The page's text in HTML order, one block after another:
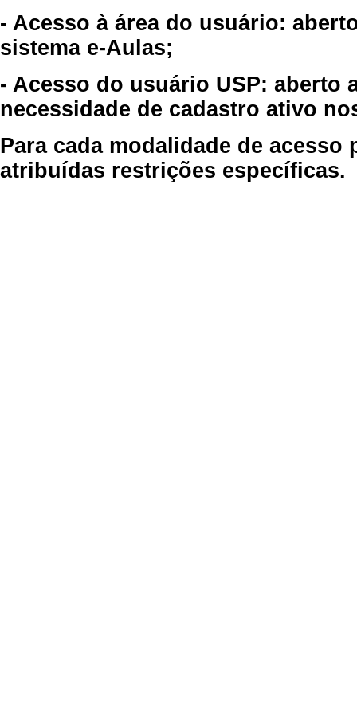
- Acesso à área do usuário:
sistema e-Aulas;
- Acesso do usuário USP: aberto
necessidade de cadastro ativo
Para cada modalidade de
atribuídas restrições específicas.